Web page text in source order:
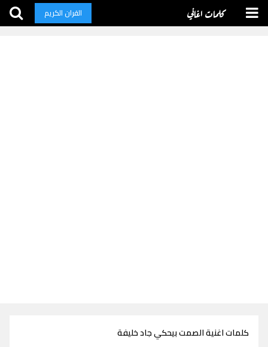
كلمات اغاني القران الكريم
كلمات اغنية الصمت بيحكي جاد خليفة